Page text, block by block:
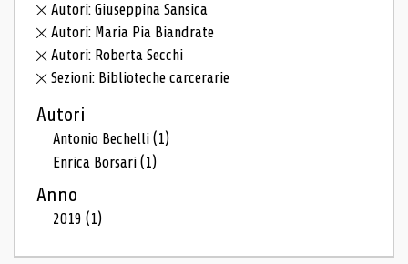
Autori: Giuseppina Sansica
Autori: Maria Pia Biandrate
Autori: Roberta Secchi
Sezioni: Biblioteche carcerarie
Autori
Antonio Bechelli(1)
Enrica Borsari(1)
Anno
2019(1)